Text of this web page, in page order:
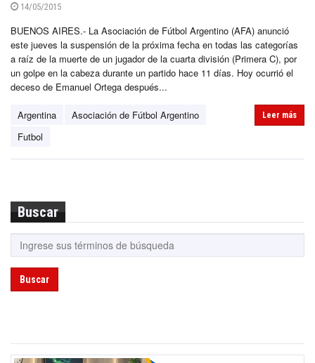
14/05/2015
BUENOS AIRES.- La Asociación de Fútbol Argentino (AFA) anunció
este jueves la suspensión de la próxima fecha en todas las categorías
a raíz de la muerte de un jugador de la cuarta división (Primera C), por
un golpe en la cabeza durante un partido hace 11 días. Hoy ocurrió el
deceso de Emanuel Ortega después...
Argentina
Asociación de Fútbol Argentino
Futbol
Leer más
Buscar
Buscar